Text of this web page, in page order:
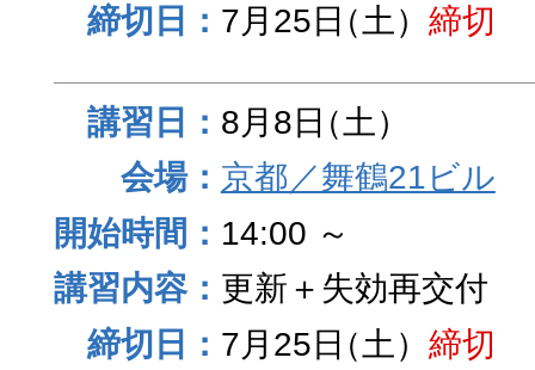
7月25日（土） 締切
8月8日（土）
京都／舞鶴21ビル
14:00 ～
更新＋失効再交付
7月25日（土） 締切